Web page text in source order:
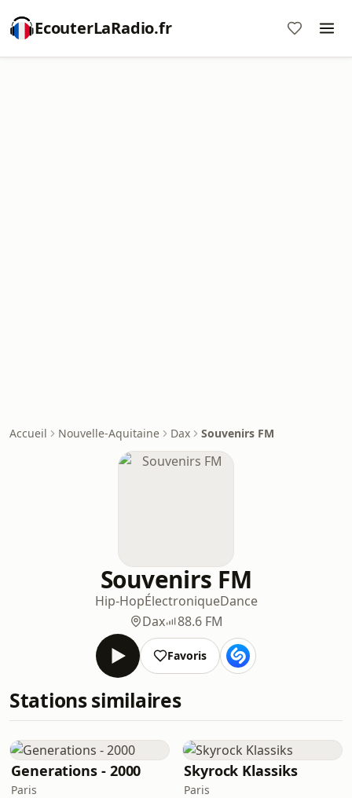
EcouterLaRadio.fr
Accueil Nouvelle-Aquitaine Dax Souvenirs FM
Souvenirs FM
Hip-HopÉlectroniqueDance
Dax
88.6 FM
Favoris
Stations similaires
Generations - 2000
Paris
Skyrock Klassiks
Paris